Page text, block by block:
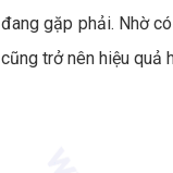
đang gặp phải. Nhờ
cũng trở nên hiệu quả